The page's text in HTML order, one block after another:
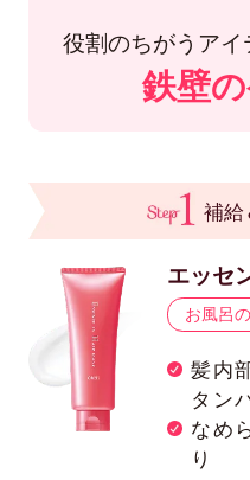
役割のちがうア
鉄壁
補給
エッセ
お風呂
髪内
タン
なめ
り